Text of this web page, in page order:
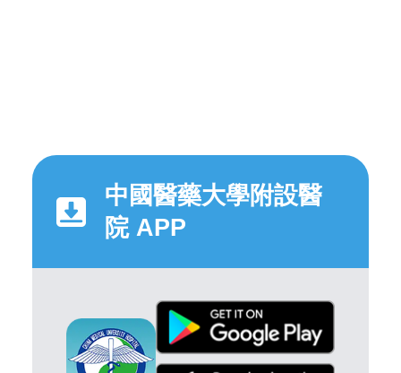
中國醫藥大學附設醫
院 APP